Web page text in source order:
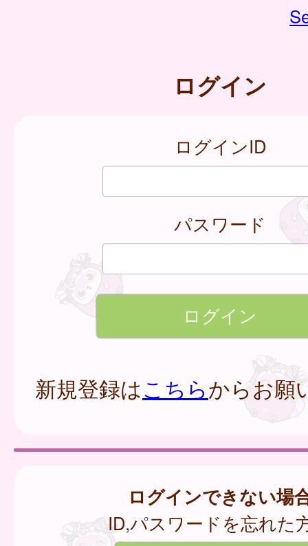
ログイン
ログインID
パスワード
新規登録はこちらからお願
ログインできない場
ID,パスワードを忘れた